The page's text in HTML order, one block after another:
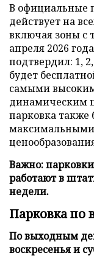
В официальные
действует на
включая зоны с
апреля 2026
подтвердил: 1,
будет
самыми
динамическим
парковка также
Важно:
работают в
недели.
Парковка по
По выходным
воскресенья и